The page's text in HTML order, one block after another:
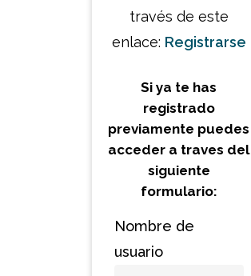
través de este
enlace: Registrarse
Si ya te has
registrado
previamente puedes
acceder a traves del
siguiente
formulario:
Nombre de
usuario